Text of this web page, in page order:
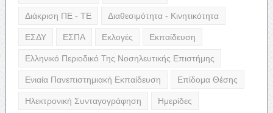
Διάκριση ΠΕ - ΤΕ Διαθεσιμότητα - Κινητικότητα
ΕΣΔΥ ΕΣΠΑ Εκλογές Εκπαίδευση
Ελληνικό Περιοδικό Της Νοσηλευτικής Επιστήμης
Ενιαία Πανεπιστημιακή Εκπαίδευση Επίδομα Θέσης
Ηλεκτρονική Συνταγογράφηση Ημερίδες